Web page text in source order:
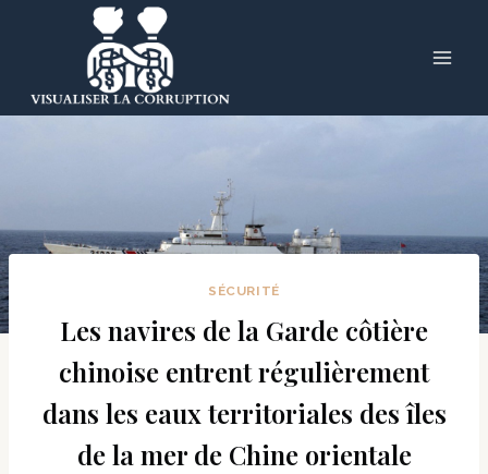
SÉCURITÉ
Les navires de la Garde côtière
chinoise entrent régulièrement
dans les eaux territoriales des îles
de la mer de Chine orientale